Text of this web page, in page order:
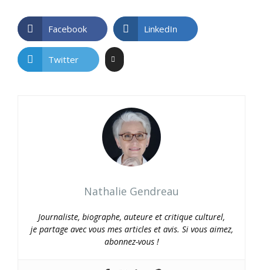
Facebook LinkedIn
Twitter
Nathalie Gendreau
Journaliste, biographe, auteure et critique culturel,
je partage avec vous mes articles et avis. Si vous aimez,
abonnez-vous !